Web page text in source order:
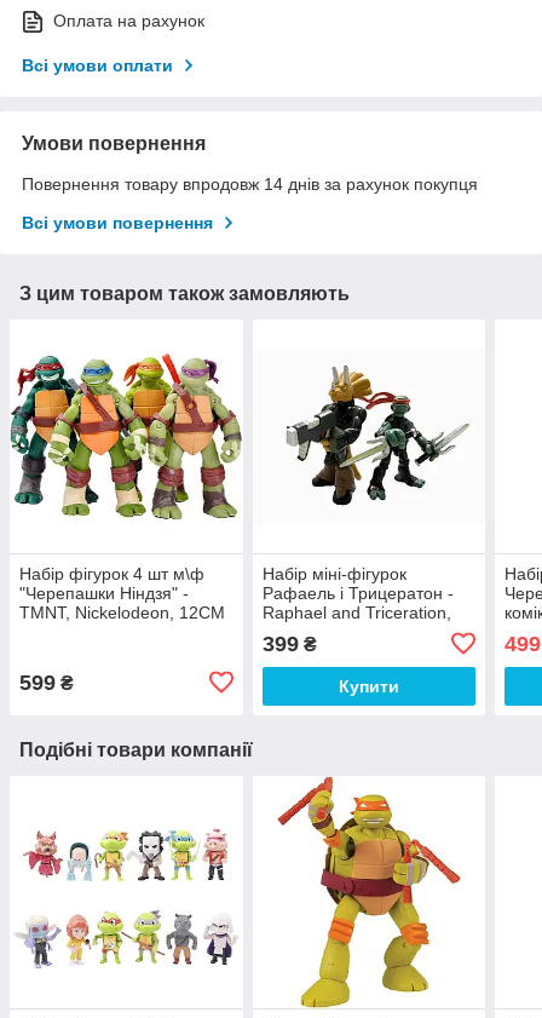
Оплата на рахунок
Всі умови оплати
Умови повернення
Повернення товару впродовж 14 днів за рахунок покупця
Всі умови повернення
З цим товаром також замовляють
Набір фігурок 4 шт м\ф
"Черепашки Ніндзя" -
TMNT, Nickelodeon, 12CM
599 ₴
Набір міні-фігурок
Рафаель і Трицератон -
Raphael and Triceration,
399₴
Купити
499
Подібні товари компанії